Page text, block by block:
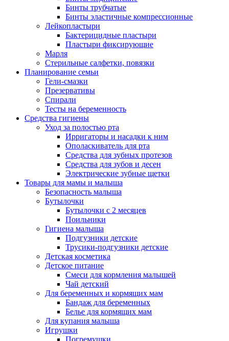
Бинты трубчатые
Бинты эластичные компрессионные
Лейкопластыри
Бактерицидные пластыри
Пластыри фиксирующие
Марля
Стерильные салфетки, повязки
Планирование семьи
Гели-смазки
Презервативы
Спирали
Тесты на беременность
Средства гигиены
Уход за полостью рта
Ирригаторы и насадки к ним
Ополаскиватель для рта
Средства для зубных протезов
Средства для зубов и десен
Электрические зубные щетки
Товары для мамы и малыша
Безопасность малыша
Бутылочки
Бутылочки с 2 месяцев
Поильники
Гигиена малыша
Подгузники детские
Трусики-подгузники детские
Детская косметика
Детское питание
Смеси для кормления малышей
Чай детский
Для беременных и кормящих мам
Бандаж для беременных
Белье для кормящих мам
Для купания малыша
Игрушки
Погремушки